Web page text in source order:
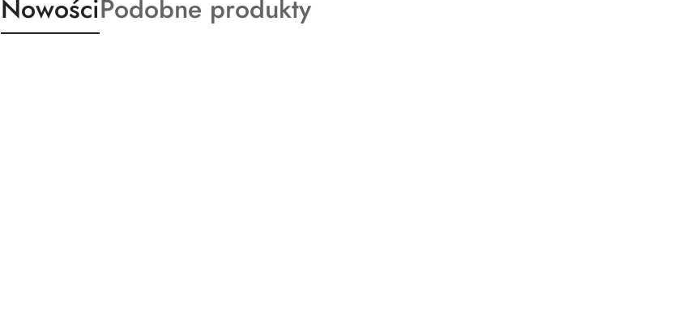
Produkty
o
NowościProdukty
o
Podobne produkty